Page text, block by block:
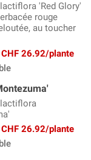
'Red Glory'
rouge
au toucher
26.92/plante
26.92/plante